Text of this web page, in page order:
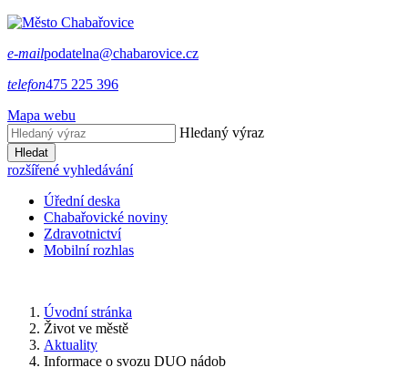
e-mailpodatelna@chabarovice.cz
telefon475 225 396
Mapa webu
Hledaný výraz
Hledat
rozšířené vyhledávání
Úřední deska
Chabařovické noviny
Zdravotnictví
Mobilní rozhlas
Úvodní stránka
Život ve městě
Aktuality
Informace o svozu DUO nádob